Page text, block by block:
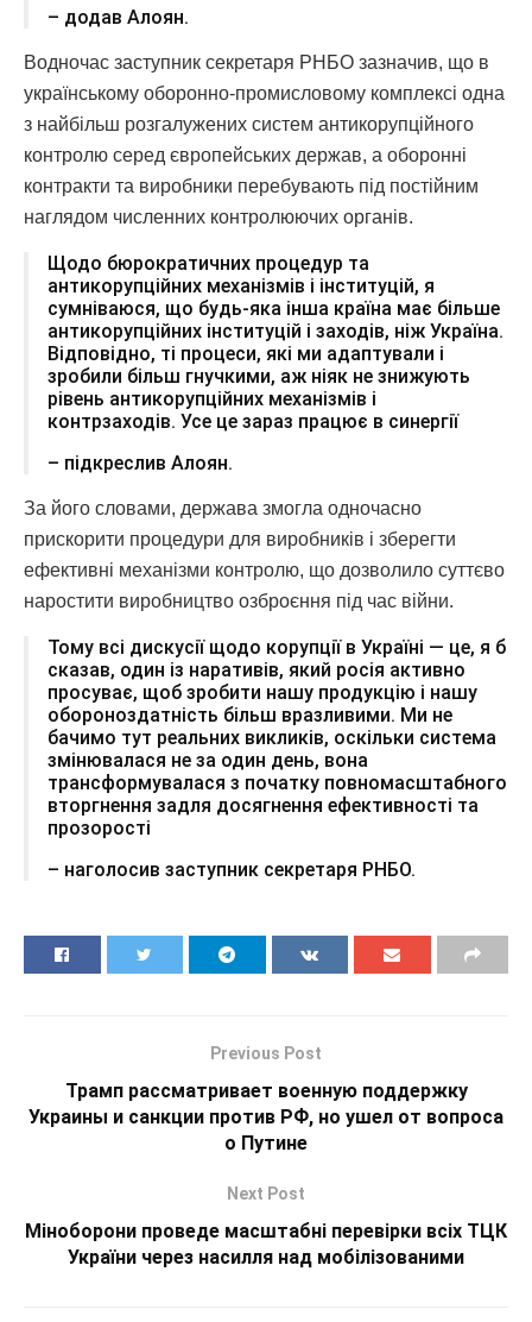
– додав Алоян.
Водночас заступник секретаря РНБО зазначив, що в
українському оборонно-промисловому комплексі одна
з найбільш розгалужених систем антикорупційного
контролю серед європейських держав, а оборонні
контракти та виробники перебувають під постійним
наглядом численних контролюючих органів.
Щодо бюрократичних процедур та
антикорупційних механізмів і інституцій, я
сумніваюся, що будь-яка інша країна має більше
антикорупційних інституцій і заходів, ніж Україна.
Відповідно, ті процеси, які ми адаптували і
зробили більш гнучкими, аж ніяк не знижують
рівень антикорупційних механізмів і
контрзаходів. Усе це зараз працює в синергії
– підкреслив Алоян.
За його словами, держава змогла одночасно
прискорити процедури для виробників і зберегти
ефективні механізми контролю, що дозволило суттєво
наростити виробництво озброєння під час війни.
Тому всі дискусії щодо корупції в Україні — це, я б
сказав, один із наративів, який росія активно
просуває, щоб зробити нашу продукцію і нашу
обороноздатність більш вразливими. Ми не
бачимо тут реальних викликів, оскільки система
змінювалася не за один день, вона
трансформувалася з початку повномасштабного
вторгнення задля досягнення ефективності та
прозорості
– наголосив заступник секретаря РНБО.
Previous Post
Трамп рассматривает военную поддержку
Украины и санкции против РФ, но ушел от вопроса
о Путине
Next Post
Міноборони проведе масштабні перевірки всіх ТЦК
України через насилля над мобілізованими